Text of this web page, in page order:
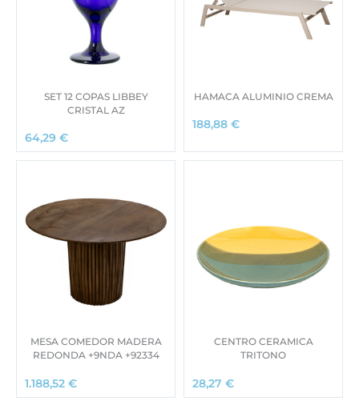
SET 12 COPAS LIBBEY
CRISTAL AZ
64,29 €
HAMACA ALUMINIO CREMA
188,88 €
MESA COMEDOR MADERA
REDONDA +9NDA +92334
1.188,52 €
CENTRO CERAMICA
TRITONO
28,27 €